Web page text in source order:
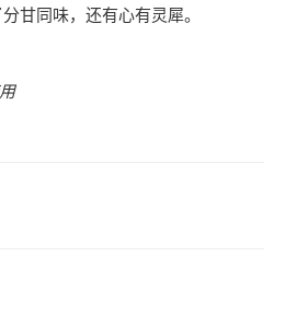
甘同味，还有心有灵犀。